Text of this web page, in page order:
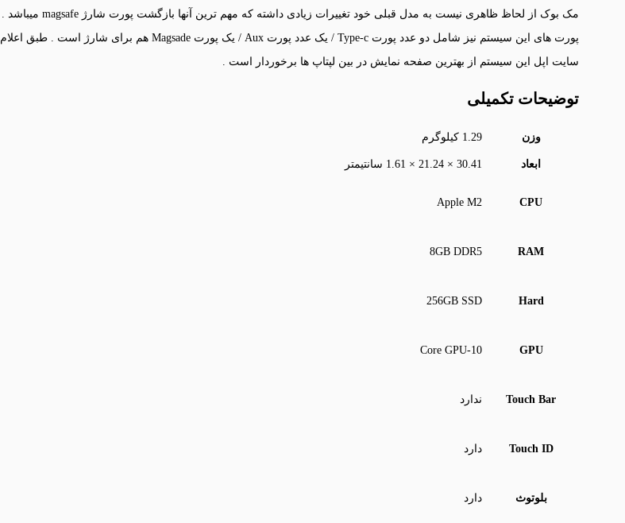
مک بوک از لحاظ ظاهری نیست به مدل قبلی خود تغییرات زیادی داشته که مهم ترین آنها بازگشت پورت شارژ magsafe میباشد .
پورت های این سیستم نیز شامل دو عدد پورت Type-c / یک عدد پورت Aux / یک پورت Magsade هم برای شارژ است . طبق اعلام
سایت اپل این سیستم از بهترین صفحه نمایش در بین لپتاپ ها برخوردار است .
توضیحات تکمیلی
وزن 1.29 کیلوگرم
ابعاد 30.41 × 21.24 × 1.61 سانتیمتر
CPU
Apple M2
RAM
8GB DDR5
Hard
256GB SSD
GPU
10‑Core GPU
Touch Bar ندارد
Touch ID دارد
بلوتوث دارد